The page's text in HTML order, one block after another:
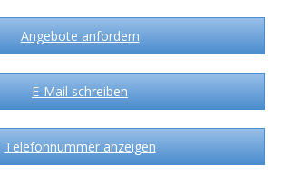
Angebote anfordern
E-Mail schreiben
Telefonnummer anzeigen